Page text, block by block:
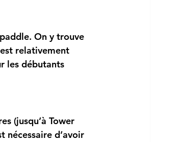
On y trouve
est relativement
les débutants
(jusqu’à Tower
nécessaire d’avoir